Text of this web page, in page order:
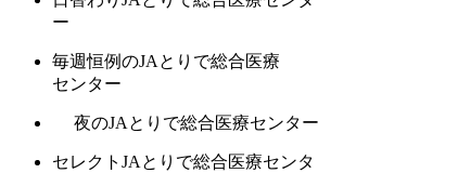
ー
毎週恒例のJAとりで総合医療
センター
夜のJAとりで総合医療センター
セレクトJAとりで総合医療センタ